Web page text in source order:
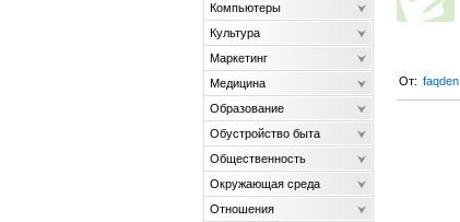
От: faqden
Компьютеры
Культура
Маркетинг
Медицина
Образование
Обустройство быта
Общественность
Окружающая среда
Отношения